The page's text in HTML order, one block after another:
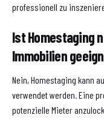
professionell zu
Ist Homestaging
Immobilien
Nein, Homestaging kann
verwendet werden. Eine
potenzielle Mieter